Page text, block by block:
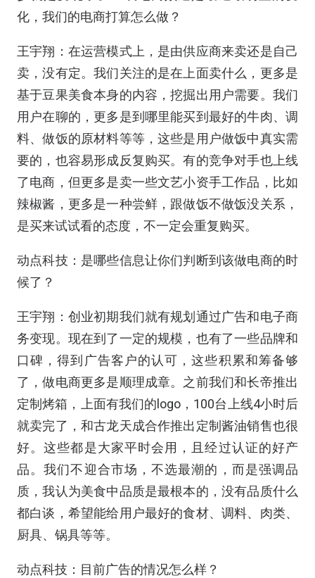
化，我们的电商打算怎么做？
王宇翔：在运营模式上，是由供应商来卖还是自己
卖，没有定。我们关注的是在上面卖什么，更多是
基于豆果美食本身的内容，挖掘出用户需要。我们
用户在聊的，更多是到哪里能买到最好的牛肉、调
料、做饭的原材料等等，这些是用户做饭中真实需
要的，也容易形成反复购买。有的竞争对手也上线
了电商，但更多是卖一些文艺小资手工作品，比如
辣椒酱，更多是一种尝鲜，跟做饭不做饭没关系，
是买来试试看的态度，不一定会重复购买。
动点科技：是哪些信息让你们判断到该做电商的时
候了？
王宇翔：创业初期我们就有规划通过广告和电子商
务变现。现在到了一定的规模，也有了一些品牌和
口碑，得到广告客户的认可，这些积累和筹备够
了，做电商更多是顺理成章。之前我们和长帝推出
定制烤箱，上面有我们的logo，100台上线4小时后
就卖完了，和古龙天成合作推出定制酱油销售也很
好。这些都是大家平时会用，且经过认证的好产
品。我们不迎合市场，不选最潮的，而是强调品
质，我认为美食中品质是最根本的，没有品质什么
都白谈，希望能给用户最好的食材、调料、肉类、
厨具、锅具等等。
动点科技：目前广告的情况怎么样？